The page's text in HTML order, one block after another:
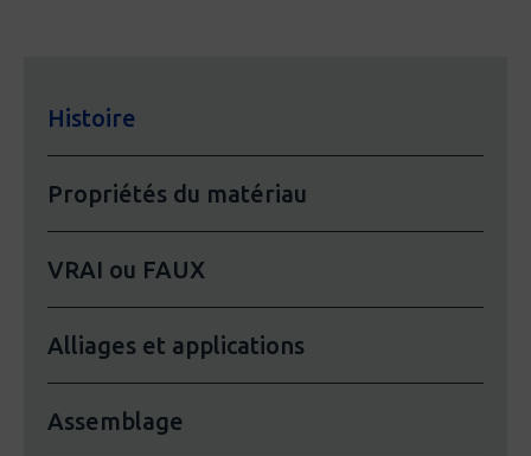
Histoire
Propriétés du matériau
VRAI ou FAUX
Alliages et applications
Assemblage